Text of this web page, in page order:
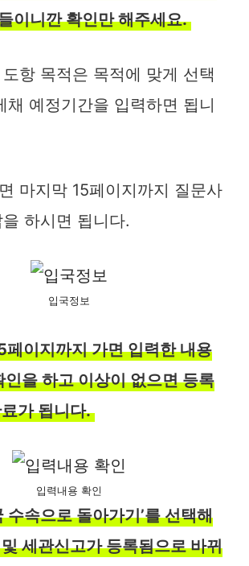
이니깐 확인만 해주세요.
항 목적은 목적에 맞게 선택
채 예정기간을 입력하면 됩니
마지막 15페이지까지 질문사
하시면 됩니다.
입국정보
페이지까지 가면 입력한 내용
인을 하고 이상이 없으면 등록
가 됩니다.
입력내용 확인
수속으로 돌아가기’를 선택해
세관신고가 등록됨으로 바뀌